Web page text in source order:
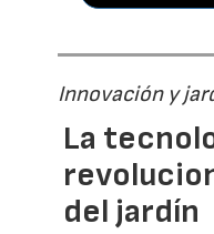
Innovación y
La
del jardín